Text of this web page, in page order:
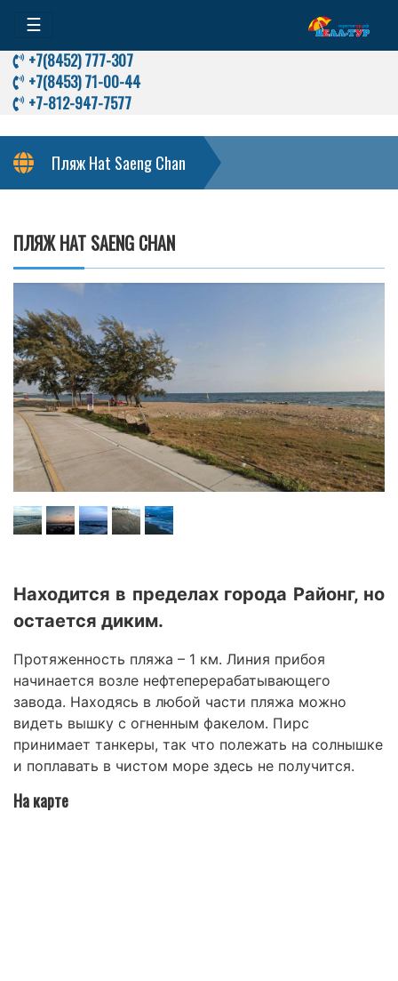
☰
+7(8452) 777-307
+7(8453) 71-00-44
+7-812-947-7577
Пляж Hat Saeng Chan
ПЛЯЖ HAT SAENG CHAN
Находится в пределах города Районг, но
остается диким.
Протяженность пляжа – 1 км. Линия прибоя
начинается возле нефтеперерабатывающего
завода. Находясь в любой части пляжа можно
видеть вышку с огненным факелом. Пирс
принимает танкеры, так что полежать на солнышке
и поплавать в чистом море здесь не получится.
На карте